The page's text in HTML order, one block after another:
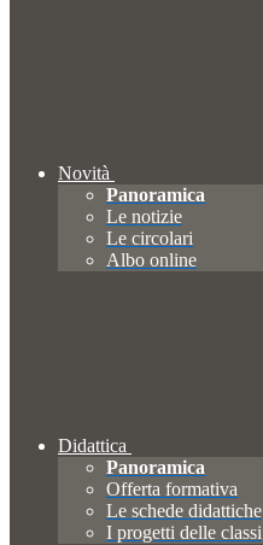
Novità
Panoramica
Le notizie
Le circolari
Albo online
Didattica
Panoramica
Offerta formativa
Le schede didattiche
I progetti delle classi